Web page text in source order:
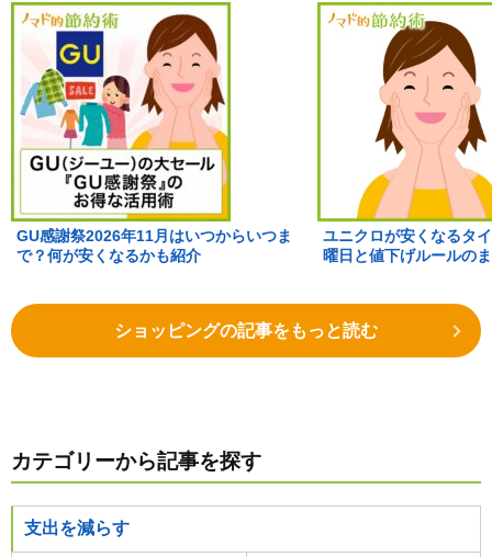
GU感謝祭2026年11月はいつからいつま
で？何が安くなるかも紹介
ユニクロが安くなるタ
曜日と値下げルールの
ショッピングの記事をもっと読む
カテゴリーから記事を探す
支出を減らす